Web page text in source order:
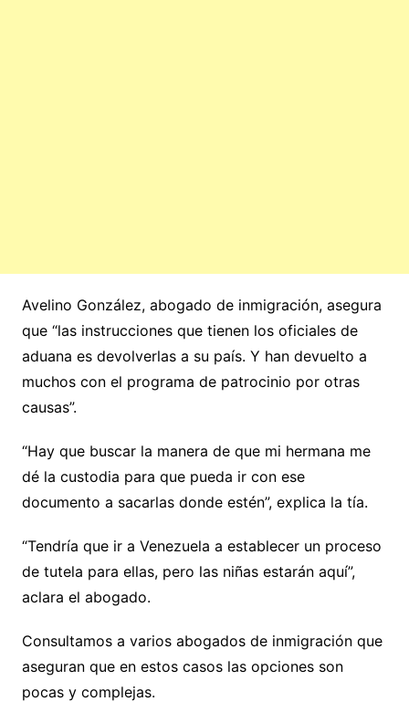
Avelino González, abogado de inmigración, asegura
que “las instrucciones que tienen los oficiales de
aduana es devolverlas a su país. Y han devuelto a
muchos con el programa de patrocinio por otras
causas”.
“Hay que buscar la manera de que mi hermana me
dé la custodia para que pueda ir con ese
documento a sacarlas donde estén”, explica la tía.
“Tendría que ir a Venezuela a establecer un proceso
de tutela para ellas, pero las niñas estarán aquí”,
aclara el abogado.
Consultamos a varios abogados de inmigración que
aseguran que en estos casos las opciones son
pocas y complejas.